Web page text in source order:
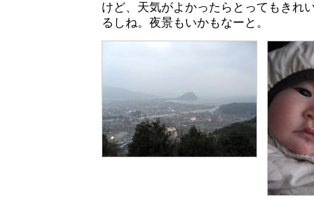
けど、天気がよかったらとってもきれ
るしね。夜景もいかもなーと。